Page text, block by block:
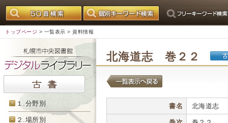
トップページ > 一覧表示 > 資料情報
１.分野別
２.場所別
北海道志 巻２２
書名 北海道志